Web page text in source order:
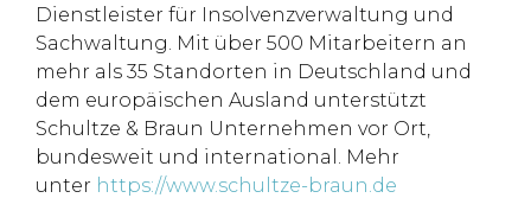
Dienstleister für Insolvenzverwaltung und
Sachwaltung. Mit über 500 Mitarbeitern an
mehr als 35 Standorten in Deutschland und
dem europäischen Ausland unterstützt
Schultze & Braun Unternehmen vor Ort,
bundesweit und international. Mehr
unter https://www.schultze-braun.de